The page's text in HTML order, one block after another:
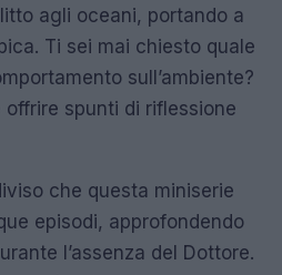
agli oceani, portando a
Ti sei mai chiesto quale
sull’ambiente?
spunti di riflessione
che questa miniserie
episodi, approfondendo
l’assenza del Dottore.